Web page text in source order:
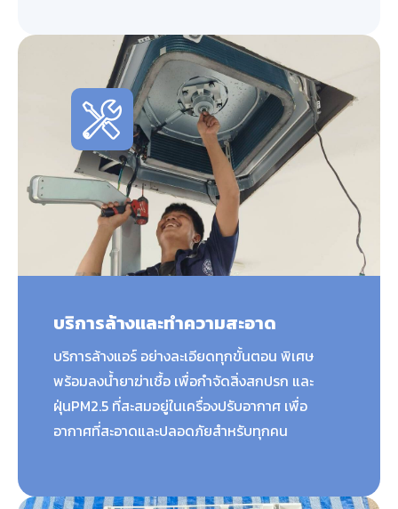
บริการล้างและทำความสะอาด
บริการล้างแอร์ อย่างละเอียดทุกขั้นตอน พิเศษ
พร้อมลงน้ำยาฆ่าเชื้อ เพื่อกำจัดสิ่งสกปรก และ
ฝุ่นPM2.5 ที่สะสมอยู่ในเครื่องปรับอากาศ เพื่อ
อากาศที่สะอาดและปลอดภัยสำหรับทุกคน